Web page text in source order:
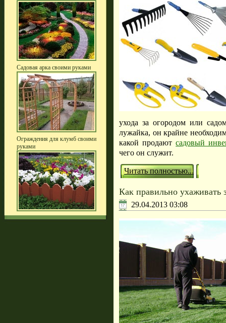
Садовая арка своими руками
Ограждения для клумб своими
руками
ухода за огородом или
лужайка, он крайне
какой продаютсадовый
чего он служит.
Читать полностью...
Как правильно ухаживать
29.04.2013 03:08